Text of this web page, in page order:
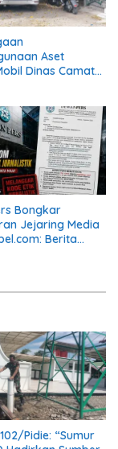
Aset
Dinas Camat
Bongkar
Jejaring Media
Berita
Pidie: “Sumur